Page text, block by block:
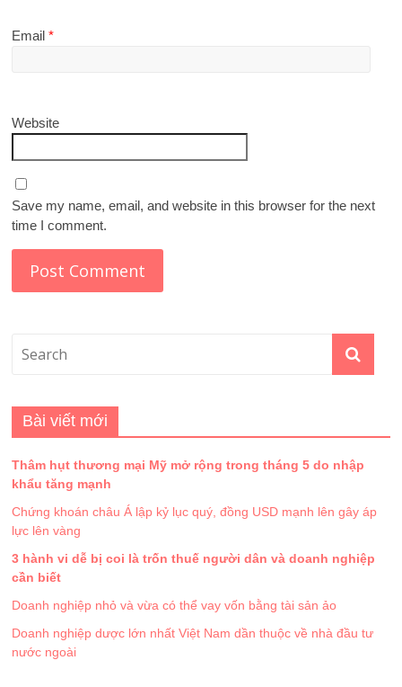
Email*
Website
Save my name, email, and website in this browser for the next
time I comment.
Bài viết mới
Thâm hụt thương mại Mỹ mở rộng trong tháng 5 do nhập
khẩu tăng mạnh
Chứng khoán châu Á lập kỷ lục quý, đồng USD mạnh lên gây áp
lực lên vàng
3 hành vi dễ bị coi là trốn thuế người dân và doanh nghiệp
cần biết
Doanh nghiệp nhỏ và vừa có thể vay vốn bằng tài sản ảo
Doanh nghiệp dược lớn nhất Việt Nam dần thuộc về nhà đầu tư
nước ngoài